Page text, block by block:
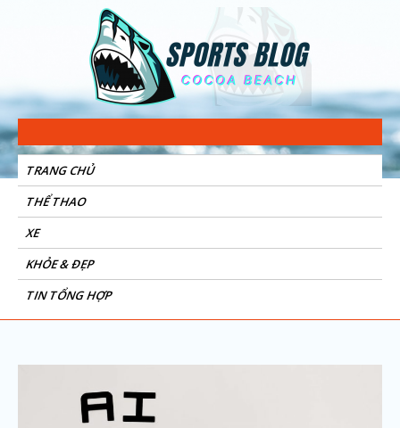
Sports Blog
Cocoa Beach
TRANG CHỦ
THỂ THAO
XE
KHỎE & ĐẸP
TIN TỔNG HỢP